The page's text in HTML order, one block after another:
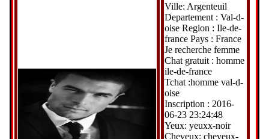
Ville: Argenteuil
Departement : Val-d-
oise Region : Ile-de-
france Pays : France
Je recherche femme
Chat gratuit : homme
ile-de-france
Tchat :homme val-d-
oise
Inscription : 2016-
06-23 23:24:48
Yeux: yeuxx-noir
Cheveux: cheveux-